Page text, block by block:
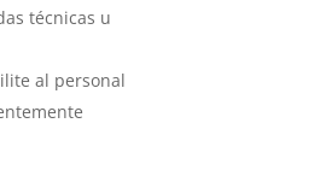
técnicas u
al personal